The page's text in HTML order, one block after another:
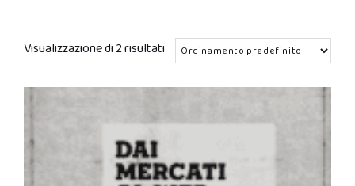
Visualizzazione di 2 risultati